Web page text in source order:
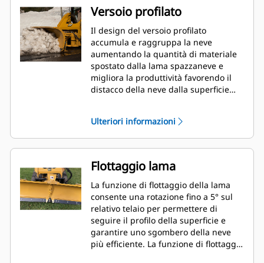
Versoio profilato
Il design del versoio profilato
accumula e raggruppa la neve
aumentando la quantità di materiale
spostato dalla lama spazzaneve e
migliora la produttività favorendo il
distacco della neve dalla superficie
Ulteriori informazioni
Flottaggio lama
La funzione di flottaggio della lama
consente una rotazione fino a 5° sul
relativo telaio per permettere di
seguire il profilo della superficie e
garantire uno sgombero della neve
più efficiente. La funzione di flottaggio